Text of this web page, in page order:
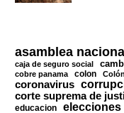
asamblea
caja de seguro social
cobre panama
colon Colón
coronavirus
corte suprema de
educacion elecciones